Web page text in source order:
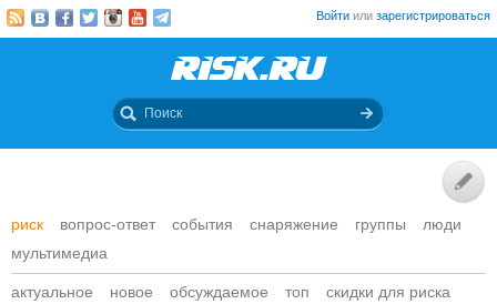
Войти или зарегистрироваться
риск вопрос-ответ события снаряжение группы
люди
мультимедиа
актуальное новое обсуждаемое топ скидки для риска